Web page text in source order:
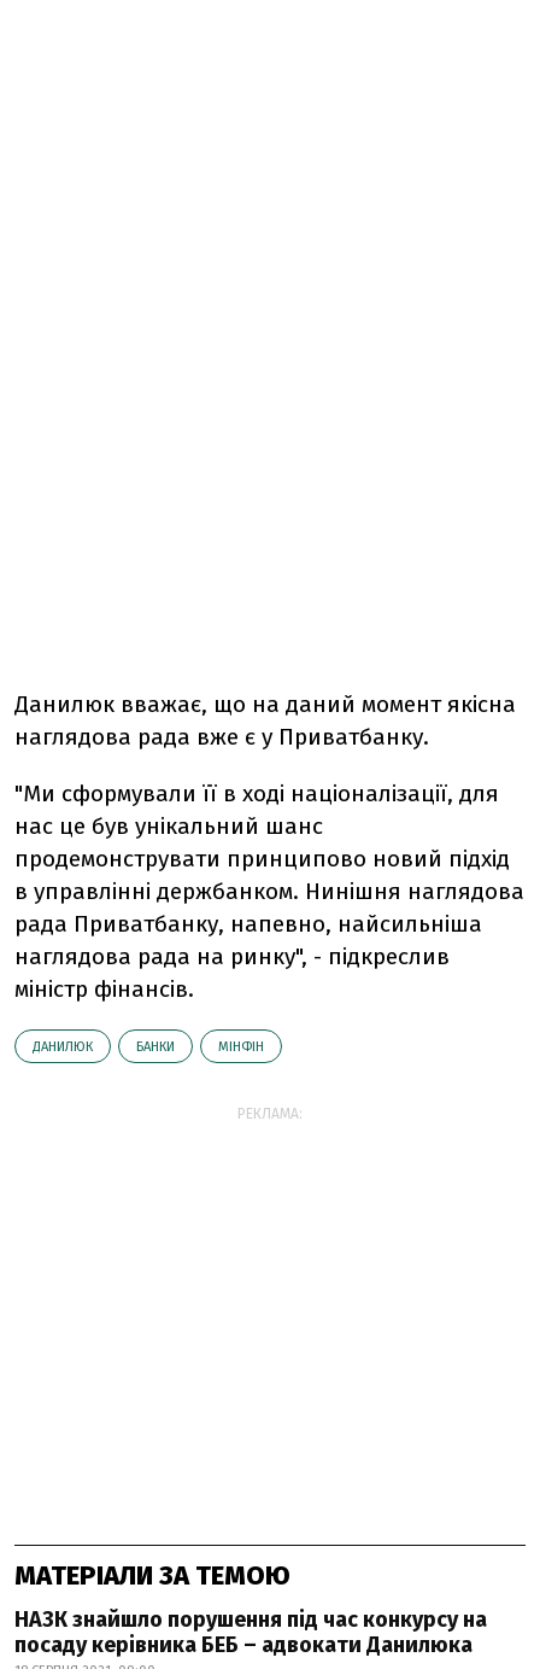
Данилюк вважає, що на даний момент якісна
наглядова рада вже є у Приватбанку.
"Ми сформували її в ході націоналізації, для
нас це був унікальний шанс
продемонструвати принципово новий підхід
в управлінні держбанком. Нинішня наглядова
рада Приватбанку, напевно, найсильніша
наглядова рада на ринку", - підкреслив
міністр фінансів.
ДАНИЛЮК БАНКИ МІНФІН
РЕКЛАМА:
МАТЕРІАЛИ ЗА ТЕМОЮ
НАЗК знайшло порушення під час конкурсу на
посаду керівника БЕБ – адвокати Данилюка